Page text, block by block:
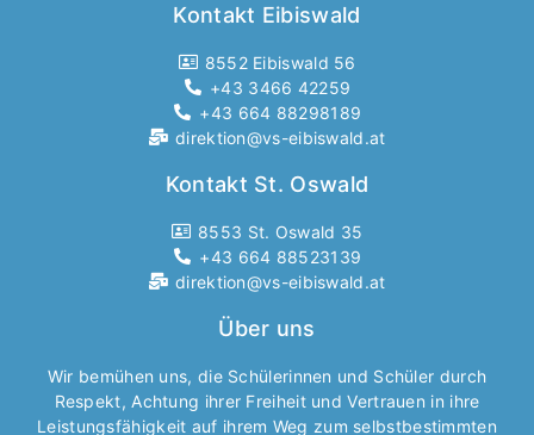
Kontakt Eibiswald
8552 Eibiswald 56
+43 3466 42259
+43 664 88298189
direktion@vs-eibiswald.at
Kontakt St. Oswald
8553 St. Oswald 35
+43 664 88523139
direktion@vs-eibiswald.at
Über uns
Wir bemühen uns, die Schülerinnen und Schüler durch
Respekt, Achtung ihrer Freiheit und Vertrauen in ihre
Leistungsfähigkeit auf ihrem Weg zum selbstbestimmten